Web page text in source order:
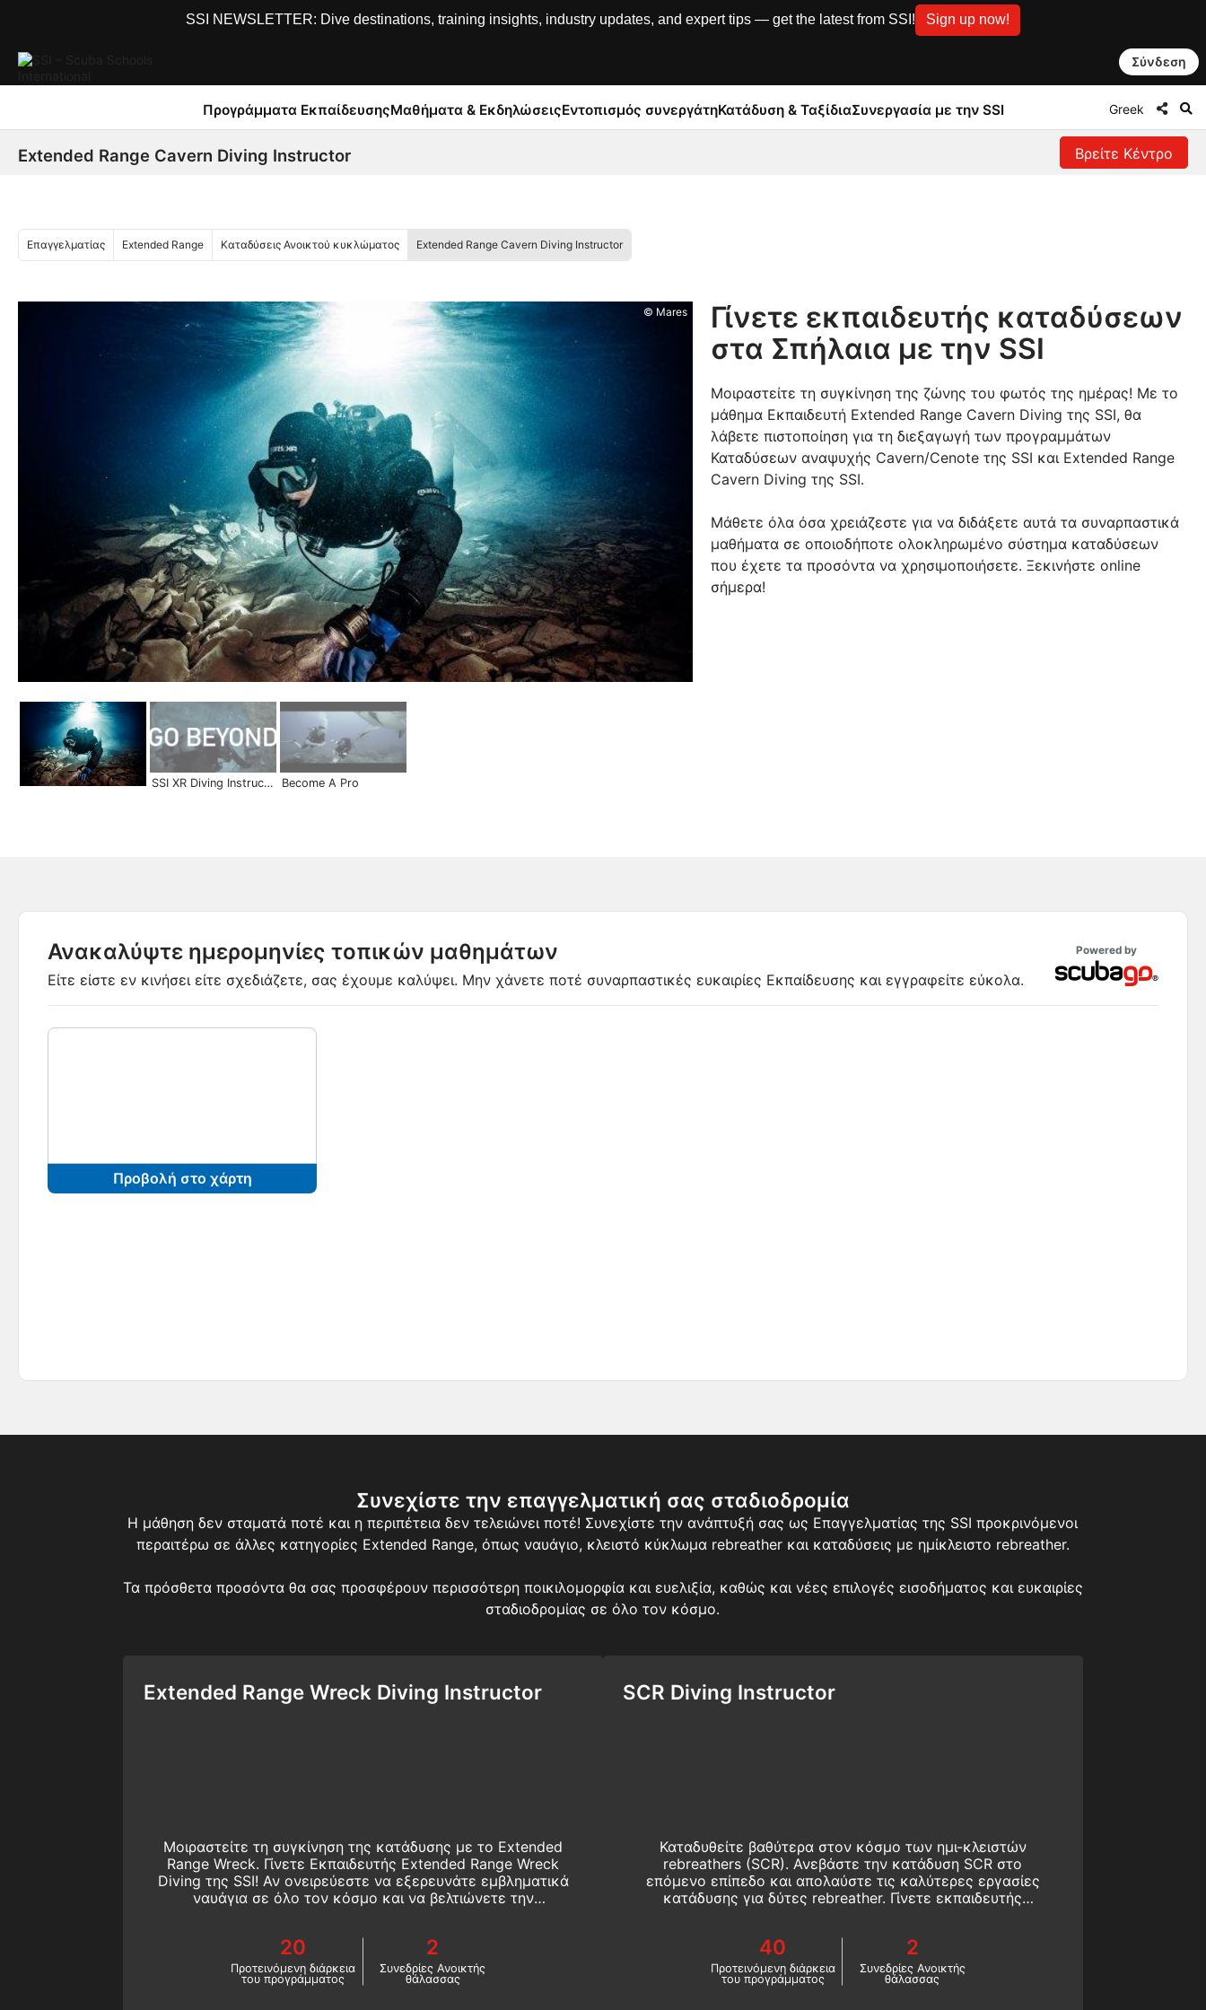
SSI NEWSLETTER: Dive destinations, training insights, industry updates, and expert tips — get the latest from SSI! Sign up now!
Σύνδεση
Προγράμματα ΕκπαίδευσηςΜαθήματα & ΕκδηλώσειςΕντοπισμός συνεργάτηΚατάδυση & ΤαξίδιαΣυνεργασία με την SSI Greek
Extended Range Cavern Diving Instructor Βρείτε Κέντρο
Επαγγελματίας Extended Range Καταδύσεις Ανοικτού κυκλώματος Extended Range Cavern Diving Instructor
© Mares
SSI XR Diving Instructor | Become a Pro Become A Pro
Γίνετε εκπαιδευτής καταδύσεων
στα Σπήλαια με την SSI
Μοιραστείτε τη συγκίνηση της ζώνης του φωτός της ημέρας! Με το
μάθημα Εκπαιδευτή Extended Range Cavern Diving της SSI, θα
λάβετε πιστοποίηση για τη διεξαγωγή των προγραμμάτων
Καταδύσεων αναψυχής Cavern/Cenote της SSI και Extended Range
Cavern Diving της SSI.
Μάθετε όλα όσα χρειάζεστε για να διδάξετε αυτά τα συναρπαστικά
μαθήματα σε οποιοδήποτε ολοκληρωμένο σύστημα καταδύσεων
που έχετε τα προσόντα να χρησιμοποιήσετε. Ξεκινήστε online
σήμερα!
Ανακαλύψτε ημερομηνίες τοπικών μαθημάτων
Είτε είστε εν κινήσει είτε σχεδιάζετε, σας έχουμε καλύψει. Μην χάνετε ποτέ συναρπαστικές ευκαιρίες Εκπαίδευσης και εγγραφείτε εύκολα.
Powered by
Προβολή στο χάρτη
Συνεχίστε την επαγγελματική σας σταδιοδρομία
Η μάθηση δεν σταματά ποτέ και η περιπέτεια δεν τελειώνει ποτέ! Συνεχίστε την ανάπτυξή σας ως Επαγγελματίας της SSI προκρινόμενοι
περαιτέρω σε άλλες κατηγορίες Extended Range, όπως ναυάγιο, κλειστό κύκλωμα rebreather και καταδύσεις με ημίκλειστο rebreather.
Τα πρόσθετα προσόντα θα σας προσφέρουν περισσότερη ποικιλομορφία και ευελιξία, καθώς και νέες επιλογές εισοδήματος και ευκαιρίες
σταδιοδρομίας σε όλο τον κόσμο.
Extended Range Wreck Diving Instructor
Μοιραστείτε τη συγκίνηση της κατάδυσης με το Extended
Range Wreck. Γίνετε Εκπαιδευτής Extended Range Wreck
Diving της SSI! Αν ονειρεύεστε να εξερευνάτε εμβληματικά
ναυάγια σε όλο τον κόσμο και να βελτιώνετε την
20
Προτεινόμενη διάρκεια
του προγράμματος
2
Συνεδρίες Ανοικτής
θάλασσας
SCR Diving Instructor
Καταδυθείτε βαθύτερα στον κόσμο των ημι-κλειστών
rebreathers (SCR). Ανεβάστε την κατάδυση SCR στο
επόμενο επίπεδο και απολαύστε τις καλύτερες εργασίες
κατάδυσης για δύτες rebreather. Γίνετε εκπαιδευτής
40
Προτεινόμενη διάρκεια
του προγράμματος
2
Συνεδρίες Ανοικτής
θάλασσας